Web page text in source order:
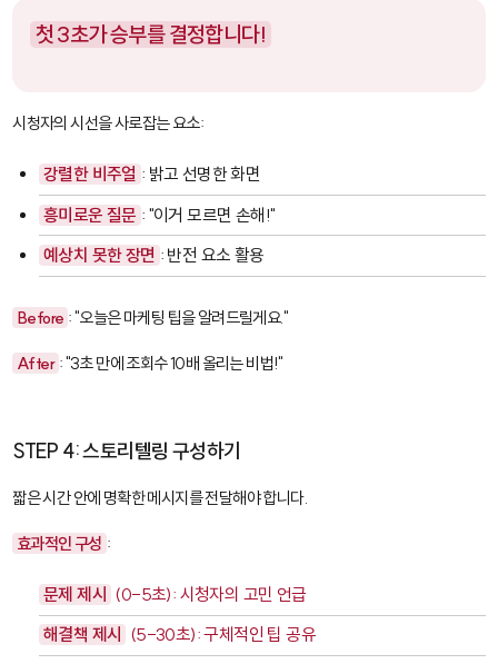
첫 3초가 승부를 결정합니다!
시청자의 시선을 사로잡는 요소:
강렬한 비주얼 : 밝고 선명한 화면
흥미로운 질문 : "이거 모르면 손해!"
예상치 못한 장면 : 반전 요소 활용
Before : "오늘은 마케팅 팁을 알려드릴게요."
After : "3초 만에 조회수 10배 올리는 비법!"
STEP 4: 스토리텔링 구성하기
짧은 시간 안에 명확한 메시지를 전달해야 합니다.
효과적인 구성 :
문제 제시 (0-5초): 시청자의 고민 언급
해결책 제시
(5-30초): 구체적인 팁 공유